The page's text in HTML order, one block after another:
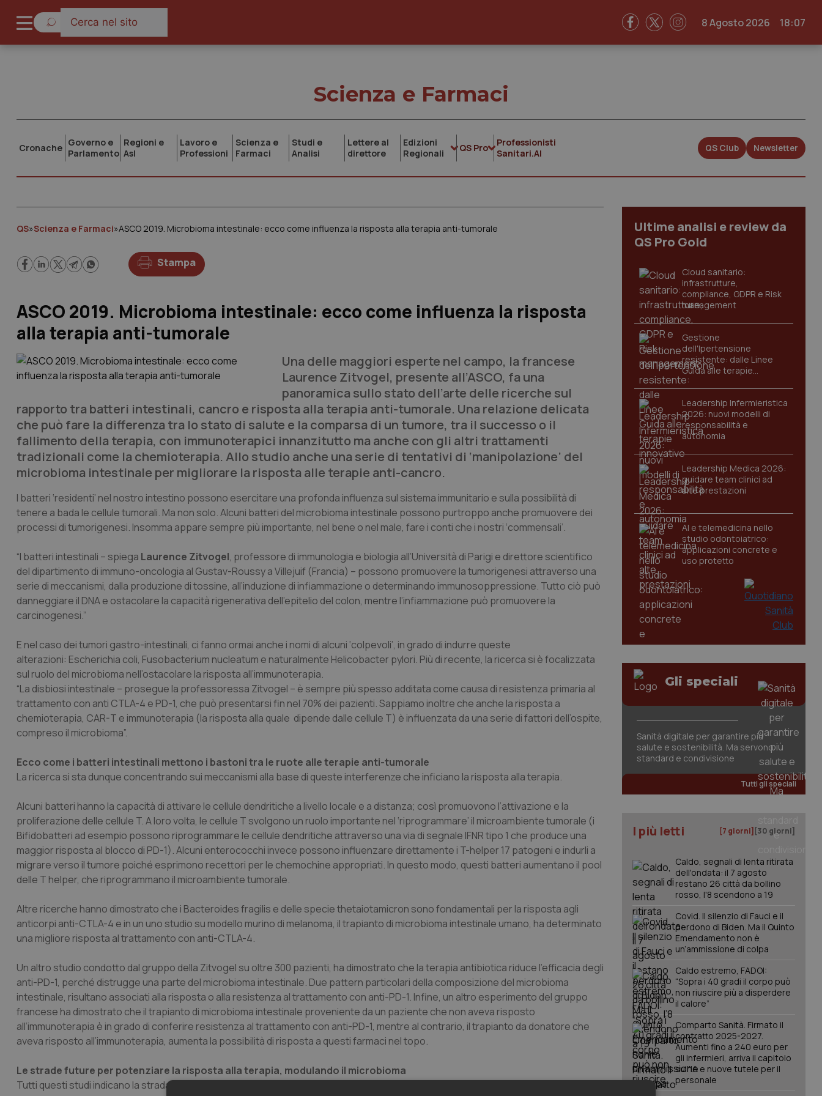
8 Agosto 2026 18:07
Scienza e Farmaci
Cronache Governo e
Parlamento
Regioni e
Asl
Lavoro e
Professioni
Scienza e
Farmaci
Studi e
Analisi
Lettere al
direttore
Edizioni
Regionali
QS Pro
Professionisti
Sanitari.AI
QS Club Newsletter
QS»Scienza e Farmaci»ASCO 2019. Microbioma intestinale: ecco come influenza la risposta alla terapia anti-tumorale
Stampa
ASCO 2019. Microbioma intestinale: ecco come influenza la risposta
alla terapia anti-tumorale
Una delle maggiori esperte nel campo, la francese
Laurence Zitvogel, presente all’ASCO, fa una
panoramica sullo stato dell’arte delle ricerche sul
rapporto tra batteri intestinali, cancro e risposta alla terapia anti-tumorale. Una relazione delicata
che può fare la differenza tra lo stato di salute e la comparsa di un tumore, tra il successo o il
fallimento della terapia, con immunoterapici innanzitutto ma anche con gli altri trattamenti
tradizionali come la chemioterapia. Allo studio anche una serie di tentativi di ‘manipolazione’ del
microbioma intestinale per migliorare la risposta alle terapie anti-cancro.
I batteri ‘residenti’ nel nostro intestino possono esercitare una profonda influenza sul sistema immunitario e sulla possibilità di
tenere a bada le cellule tumorali. Ma non solo. Alcuni batteri del microbioma intestinale possono purtroppo anche promuovere dei
processi di tumorigenesi. Insomma appare sempre più importante, nel bene o nel male, fare i conti che i nostri ‘commensali’.
“I batteri intestinali – spiega Laurence Zitvogel, professore di immunologia e biologia all’Università di Parigi e direttore scientifico
del dipartimento di immuno-oncologia al Gustav-Roussy a Villejuif (Francia) – possono promuovere la tumorigenesi attraverso una
serie di meccanismi, dalla produzione di tossine, all’induzione di infiammazione o determinando immunosoppressione. Tutto ciò può
danneggiare il DNA e ostacolare la capacità rigenerativa dell’epitelio del colon, mentre l’infiammazione può promuovere la
carcinogenesi.”
E nel caso dei tumori gastro-intestinali, ci fanno ormai anche i nomi di alcuni ‘colpevoli’, in grado di indurre queste
alterazioni: Escherichia coli, Fusobacterium nucleatum e naturalmente Helicobacter pylori. Più di recente, la ricerca si è focalizzata
sul ruolo del microbioma nell’ostacolare la risposta all’immunoterapia.
“La disbiosi intestinale – prosegue la professoressa Zitvogel – è sempre più spesso additata come causa di resistenza primaria al
trattamento con anti CTLA-4 e PD-1, che può presentarsi fin nel 70% dei pazienti. Sappiamo inoltre che anche la risposta a
chemioterapia, CAR-T e immunoterapia (la risposta alla quale dipende dalle cellule T) è influenzata da una serie di fattori dell’ospite,
compreso il microbioma”.
Ecco come i batteri intestinali mettono i bastoni tra le ruote alle terapie anti-tumorale
La ricerca si sta dunque concentrando sui meccanismi alla base di queste interferenze che inficiano la risposta alla terapia.
Alcuni batteri hanno la capacità di attivare le cellule dendritiche a livello locale e a distanza; così promuovono l’attivazione e la
proliferazione delle cellule T. A loro volta, le cellule T svolgono un ruolo importante nel ‘riprogrammare’ il microambiente tumorale (i
Bifidobatteri ad esempio possono riprogrammare le cellule dendritiche attraverso una via di segnale IFNR tipo 1 che produce una
maggior risposta al blocco di PD-1). Alcuni enterococchi invece possono influenzare direttamente i T-helper 17 patogeni e indurli a
migrare verso il tumore poiché esprimono recettori per le chemochine appropriati. In questo modo, questi batteri aumentano il pool
delle T helper, che riprogrammano il microambiente tumorale.
Altre ricerche hanno dimostrato che i Bacteroides fragilis e delle speciethetaiotamicron sono fondamentali per la risposta agli
anticorpi anti-CTLA-4 e in un uno studio su modello murino di melanoma, il trapianto di microbioma intestinale umano, ha determinato
una migliore risposta al trattamento con anti-CTLA-4.
Un altro studio condotto dal gruppo della Zitvogel su oltre 300 pazienti, ha dimostrato che la terapia antibiotica riduce l’efficacia degli
anti-PD-1, perché distrugge una parte del microbioma intestinale. Due pattern particolari della composizione del microbioma
intestinale, risultano associati alla risposta o alla resistenza al trattamento con anti-PD-1. Infine, un altro esperimento del gruppo
francese ha dimostrato che il trapianto di microbioma intestinale proveniente da un paziente che non aveva risposto
all’immunoterapia è in grado di conferire resistenza al trattamento con anti-PD-1, mentre al contrario, il trapianto da donatore che
aveva risposto all’immunoterapia, aumenta la possibilità di risposta a questi farmaci nel topo.
Le strade future per potenziare la risposta alla terapia, modulando il microbioma
Tutti questi studi indicano la strada da percorrere in futuro. “Prima di iniziare un trattamento con un immunoterapico – afferma la
Ultime analisi e review da
QS Pro Gold
Cloud sanitario:
infrastrutture,
compliance, GDPR e Risk
management
Gestione
dell'Ipertensione
resistente: dalle Linee
Guida alle terapie
innovative
Leadership Infermieristica
2026: nuovi modelli di
responsabilità e
autonomia
Leadership Medica 2026:
guidare team clinici ad
alte prestazioni
AI e telemedicina nello
studio odontoiatrico:
applicazioni concrete e
uso protetto
Gli speciali
Sanità digitale per garantire più
salute e sostenibilità. Ma servono
standard e condivisione
Tutti gli speciali
I più letti [7 giorni] [30 giorni]
Caldo, segnali di lenta ritirata
dell'ondata: il 7 agosto
restano 26 città da bollino
rosso, l'8 scendono a 19
Covid. Il silenzio di Fauci e il
perdono di Biden. Ma il Quinto
Emendamento non è
un’ammissione di colpa
Caldo estremo, FADOI:
“Sopra i 40 gradi il corpo può
non riuscire più a disperdere
il calore”
Comparto Sanità. Firmato il
contratto 2025-2027.
Aumenti fino a 240 euro per
gli infermieri, arriva il capitolo
sull'IA e nuove tutele per il
personale